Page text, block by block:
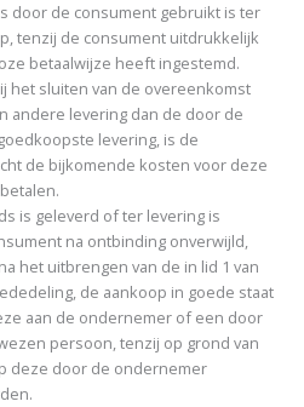
door de consument gebruikt is ter
tenzij de consument uitdrukkelijk
betaalwijze heeft ingestemd.
het sluiten van de overeenkomst
andere levering dan de door de
levering, is de
de bijkomende kosten voor deze
is geleverd of ter levering is
na ontbinding onverwijld,
het uitbrengen van de in lid 1 van
de aankoop in goede staat
aan de ondernemer of een door
persoon, tenzij op grond van
deze door de ondernemer